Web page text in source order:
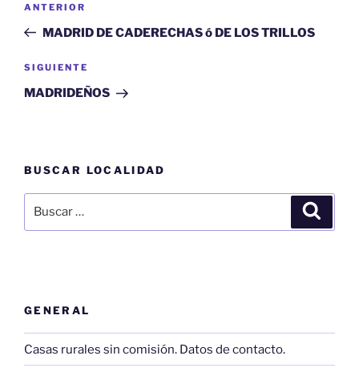
entradas
Entrada
anterior:
ANTERIOR
MADRID DE CADERECHAS ó DE LOS TRILLOS
Siguiente
entrada
SIGUIENTE
MADRIDEÑOS
BUSCAR LOCALIDAD
por:
GENERAL
Casas rurales sin comisión. Datos de contacto.